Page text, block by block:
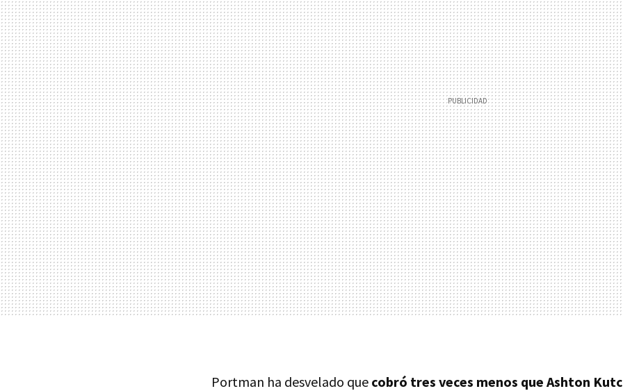
Portman ha desvelado que cobró tres veces menos que Ashton